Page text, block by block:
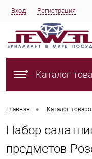
Вход Регистрация
Каталог
Главная • Каталог
Набор
предметов